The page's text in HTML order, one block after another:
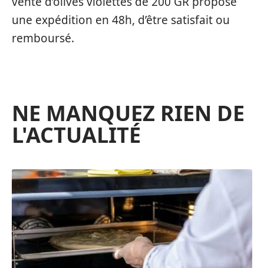
une expédition en 48h, d’être satisfait ou
remboursé.
NE MANQUEZ RIEN DE
L'ACTUALITÉ